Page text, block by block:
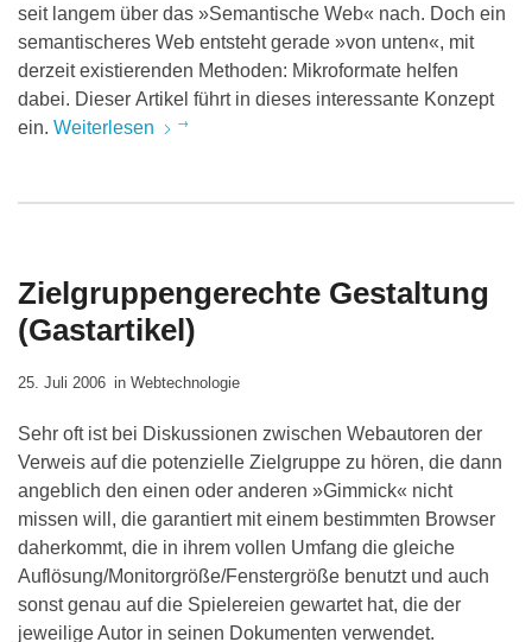
seit langem über das »Semantische Web« nach. Doch ein
semantischeres Web entsteht gerade »von unten«, mit
derzeit existierenden Methoden: Mikroformate helfen
dabei. Dieser Artikel führt in dieses interessante Konzept
ein. Weiterlesen
Zielgruppengerechte Gestaltung
(Gastartikel)
25. Juli 2006 in Webtechnologie
Sehr oft ist bei Diskussionen zwischen Webautoren der
Verweis auf die potenzielle Zielgruppe zu hören, die dann
angeblich den einen oder anderen »Gimmick« nicht
missen will, die garantiert mit einem bestimmten Browser
daherkommt, die in ihrem vollen Umfang die gleiche
Auflösung/Monitorgröße/Fenstergröße benutzt und auch
sonst genau auf die Spielereien gewartet hat, die der
jeweilige Autor in seinen Dokumenten verwendet.